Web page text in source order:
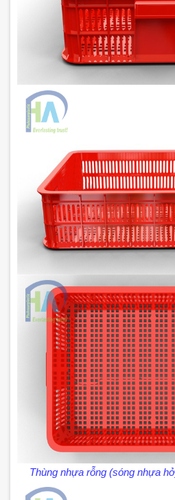
Thùng nhựa rỗng (sóng nhựa